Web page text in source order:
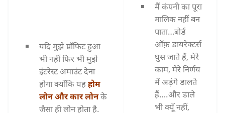
यदि मुझे प्रॉफिट हुआ
भी नहीं फिर भी मुझे
इंटरेस्ट अमाउंट देना
होगा क्योंकि यहहोम
लोन और कार लोनके
जैसा ही लोन होता है.
मैं कंपनी का पूरा
मालिक नहीं बन
पाता…बोर्ड
ऑफ़ डायरेक्टर्स
घुस जाते हैं, मेरे
काम, मेरे निर्णय
में अड़ंगे डालते
हैं….और डाले
भी क्यूँ नहीं,